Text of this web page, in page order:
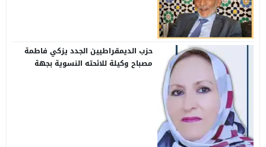
حزب الديمقراطيين الجدد يزكي فاطمة
مصباح وكيلة للائحته النسوية بجهة